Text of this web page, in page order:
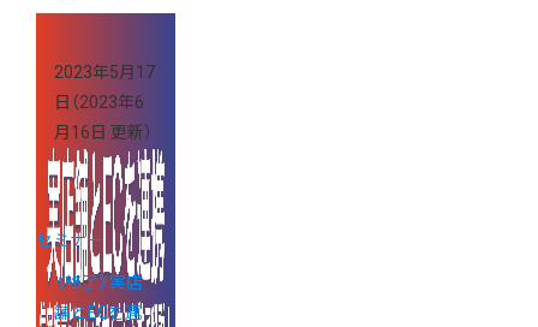
2023年5月17
日 （2023年6
月16日 更新）
セミナー
《終了》実店
舗とECを連